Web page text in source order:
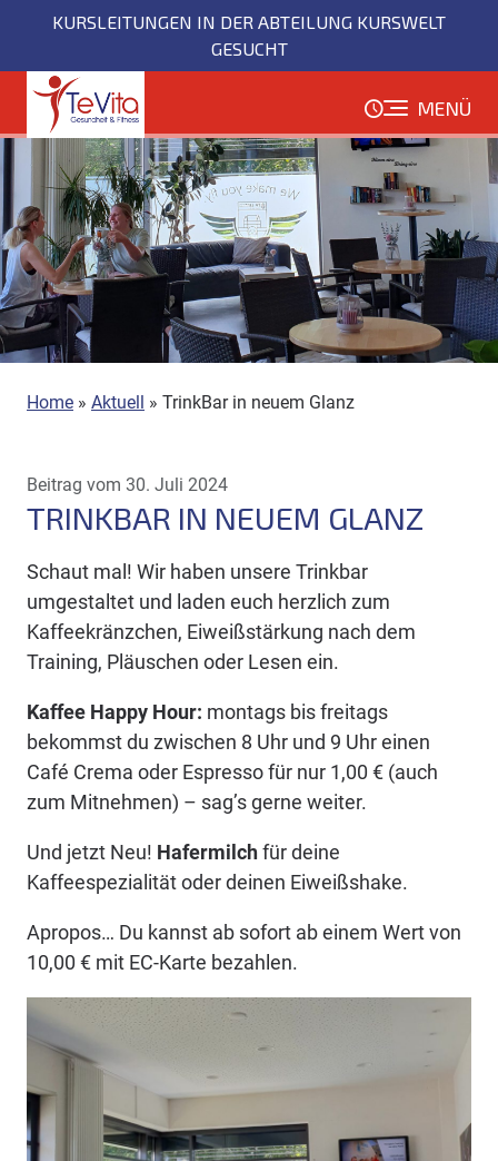
Inhalt
KURSLEITUNGEN IN DER ABTEILUNG KURSWELT
GESUCHT
MENÜ
Home » Aktuell » TrinkBar in neuem Glanz
Beitrag vom 30. Juli 2024
TRINKBAR IN NEUEM GLANZ
Schaut mal! Wir haben unsere Trinkbar
umgestaltet und laden euch herzlich zum
Kaffeekränzchen, Eiweißstärkung nach dem
Training, Pläuschen oder Lesen ein.
Kaffee Happy Hour: montags bis freitags
bekommst du zwischen 8 Uhr und 9 Uhr einen
Café Crema oder Espresso für nur 1,00 € (auch
zum Mitnehmen) – sag’s gerne weiter.
Und jetzt Neu! Hafermilchfür deine
Kaffeespezialität oder deinen Eiweißshake.
Apropos… Du kannst ab sofort ab einem Wert von
10,00 € mit EC-Karte bezahlen.